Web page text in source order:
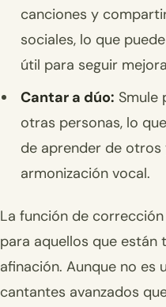
canciones y
sociales, lo que
útil para seguir
Cantar a dúo: Smule
otras personas, lo
de aprender de
armonización vocal.
La función de
para aquellos que están
afinación. Aunque no es
cantantes avanzados